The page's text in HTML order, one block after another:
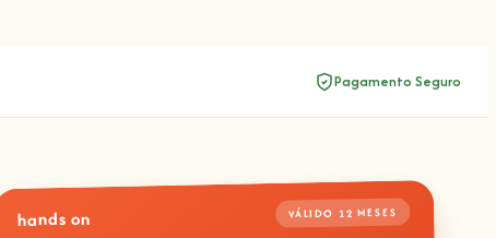
Pagamento Seguro
hands on VÁLIDO 12 MESES